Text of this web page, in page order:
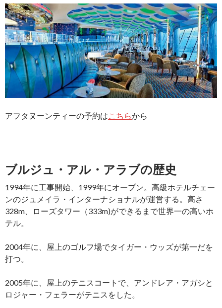
アフタヌーンティーの予約はこちらから
ブルジュ・アル・アラブの歴史
1994年に工事開始、1999年にオープン。高級ホテルチェー
ンのジュメイラ・インターナショナルが運営する。高さ
328m、ローズタワー（333m)ができるまで世界一の高いホ
テル。
2004年に、屋上のゴルフ場でタイガー・ウッズが第一だを
打つ。
2005年に、屋上のテニスコートで、アンドレア・アガシと
ロジャー・フェラーがテニスをした。